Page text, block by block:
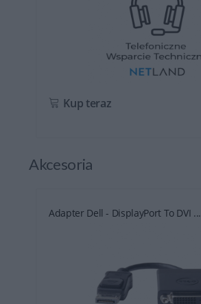
Kup teraz
Akcesoria
Adapter Dell - DisplayPort To DVI ...